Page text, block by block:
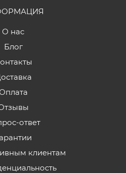
О нас
Блог
Оплата
ответ
клиентам